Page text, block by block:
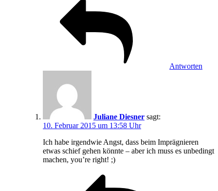
Antworten
Juliane Diesner sagt:
10. Februar 2015 um 13:58 Uhr
Ich habe irgendwie Angst, dass beim Imprägnieren
etwas schief gehen könnte – aber ich muss es unbedingt
machen, you’re right! ;)